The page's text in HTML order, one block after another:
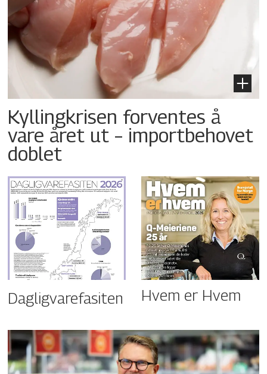
Kyllingkrisen forventes å
vare året ut – importbehovet
doblet
Dagligvarefasiten Hvem er Hvem